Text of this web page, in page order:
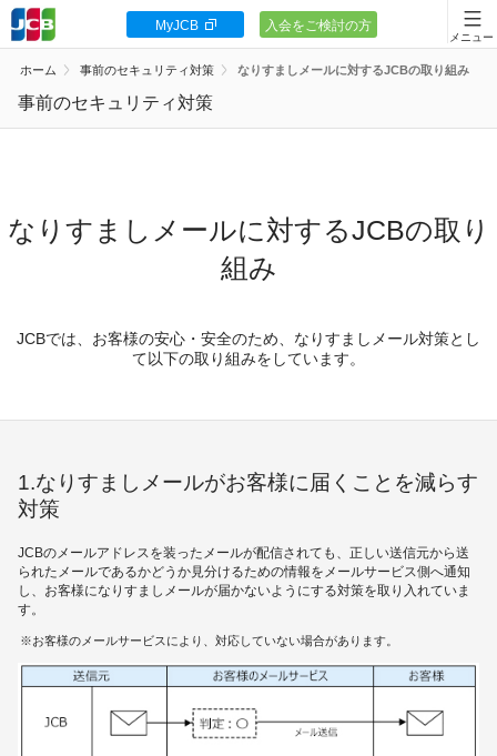
会員向け情報
JCBカードの基本
安全・安心
ギフトカードなど
法人のお客様
加盟店のお客様
企業サイト
入会をご検討の方
MyJCB
ホーム 事前のセキュリティ対策 なりすましメールに対するJCBの取り組み
事前のセキュリティ対策
なりすましメールに対するJCBの取り
組み
JCBでは、お客様の安心・安全のため、なりすましメール対策とし
て以下の取り組みをしています。
1.なりすましメールがお客様に届くことを減らす
対策
JCBのメールアドレスを装ったメールが配信されても、正しい送信元から送
られたメールであるかどうか見分けるための情報をメールサービス側へ通知
し、お客様になりすましメールが届かないようにする対策を取り入れていま
す。
お客様のメールサービスにより、対応していない場合があります。